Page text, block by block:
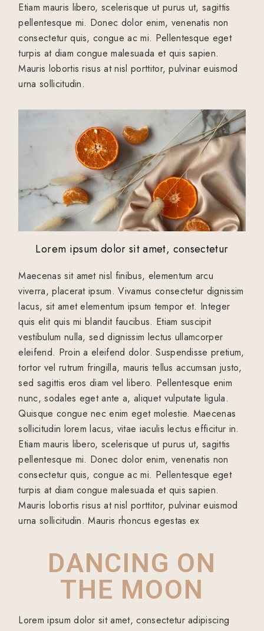
Etiam mauris libero, scelerisque ut purus ut, sagittis
pellentesque mi. Donec dolor enim, venenatis non
consectetur quis, congue ac mi. Pellentesque eget
turpis at diam congue malesuada et quis sapien.
Mauris lobortis risus at nisl porttitor, pulvinar euismod
urna sollicitudin.
Lorem ipsum dolor sit amet, consectetur
Maecenas sit amet nisl finibus, elementum arcu
viverra, placerat ipsum. Vivamus consectetur dignissim
lacus, sit amet elementum ipsum tempor et. Integer
quis elit quis mi blandit faucibus. Etiam suscipit
vestibulum nulla, sed dignissim lectus ullamcorper
eleifend. Proin a eleifend dolor. Suspendisse pretium,
tortor vel rutrum fringilla, mauris tellus accumsan justo,
sed sagittis eros diam vel libero. Pellentesque enim
nunc, sodales eget ante a, aliquet vulputate ligula.
Quisque congue nec enim eget molestie. Maecenas
sollicitudin lorem lacus, vitae iaculis lectus efficitur in.
Etiam mauris libero, scelerisque ut purus ut, sagittis
pellentesque mi. Donec dolor enim, venenatis non
consectetur quis, congue ac mi. Pellentesque eget
turpis at diam congue malesuada et quis sapien.
Mauris lobortis risus at nisl porttitor, pulvinar euismod
urna sollicitudin. Mauris rhoncus egestas ex
DANCING ON
THE MOON
Lorem ipsum dolor sit amet, consectetur adipiscing